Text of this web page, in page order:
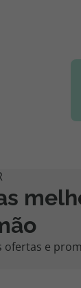
ofertas e